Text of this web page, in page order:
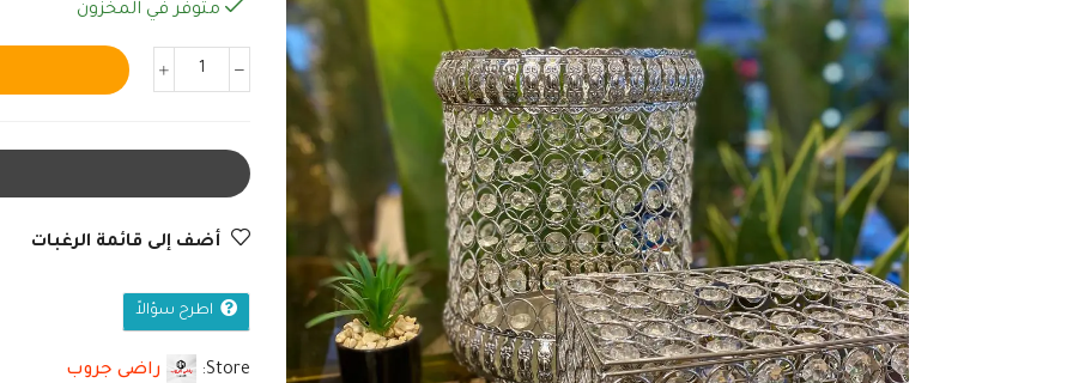
متوفر في المخزون
أضف إلى قائمة الرغبات
اطرح سؤالاً
Store: راضى جروب